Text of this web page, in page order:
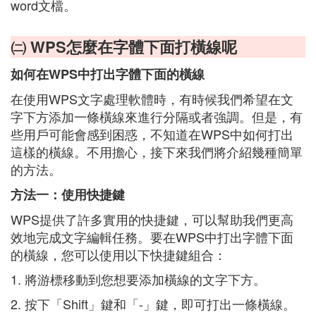
word文檔。
㈡ WPS怎麼在字體下面打橫線呢
如何在WPS中打出字體下面的橫線
在使用WPS文字處理軟體時，有時候我們希望在文
字下方添加一條橫線來進行分隔或者強調。但是，有
些用戶可能會感到困惑，不知道在WPS中如何打出
這樣的橫線。不用擔心，接下來我們將介紹幾種簡單
的方法。
方法一：使用快捷鍵
WPS提供了許多實用的快捷鍵，可以幫助我們更高
效地完成文字編輯任務。要在WPS中打出字體下面
的橫線，您可以使用以下快捷鍵組合：
1. 將游標移動到您想要添加橫線的文字下方。
2. 按下「Shift」鍵和「-」鍵，即可打出一條橫線。